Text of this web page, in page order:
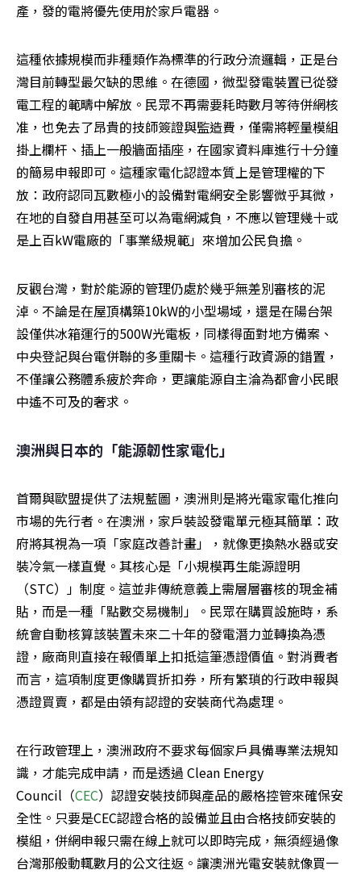
產，發的電將優先使用於家戶電器。
這種依據規模而非種類作為標準的行政分流邏輯，正是台
灣目前轉型最欠缺的思維。在德國，微型發電裝置已從發
電工程的範疇中解放。民眾不再需要耗時數月等待併網核
准，也免去了昂貴的技師簽證與監造費，僅需將輕量模組
掛上欄杆、插上一般牆面插座，在國家資料庫進行十分鐘
的簡易申報即可。這種家電化認證本質上是管理權的下
放：政府認同瓦數極小的設備對電網安全影響微乎其微，
在地的自發自用甚至可以為電網減負，不應以管理幾十或
是上百kW電廠的「事業級規範」來增加公民負擔。
反觀台灣，對於能源的管理仍處於幾乎無差別審核的泥
淖。不論是在屋頂構築10kW的小型場域，還是在陽台架
設僅供冰箱運行的500W光電板，同樣得面對地方備案、
中央登記與台電併聯的多重關卡。這種行政資源的錯置，
不僅讓公務體系疲於奔命，更讓能源自主淪為都會小民眼
中遙不可及的奢求。
澳洲與日本的「能源韌性家電化」
首爾與歐盟提供了法規藍圖，澳洲則是將光電家電化推向
市場的先行者。在澳洲，家戶裝設發電單元極其簡單：政
府將其視為一項「家庭改善計畫」，就像更換熱水器或安
裝冷氣一樣直覺。其核心是「小規模再生能源證明
（STC）」制度。這並非傳統意義上需層層審核的現金補
貼，而是一種「點數交易機制」。民眾在購買設施時，系
統會自動核算該裝置未來二十年的發電潛力並轉換為憑
證，廠商則直接在報價單上扣抵這筆憑證價值。對消費者
而言，這項制度更像購買折扣券，所有繁瑣的行政申報與
憑證買賣，都是由領有認證的安裝商代為處理。
在行政管理上，澳洲政府不要求每個家戶具備專業法規知
識，才能完成申請，而是透過 Clean Energy
Council（CEC）認證安裝技師與產品的嚴格控管來確保安
全性。只要是CEC認證合格的設備並且由合格技師安裝的
模組，併網申報只需在線上就可以即時完成，無須經過像
台灣那般動輒數月的公文往返。讓澳洲光電安裝就像買一